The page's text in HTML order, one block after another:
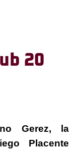
20
Gerez, la
Placente